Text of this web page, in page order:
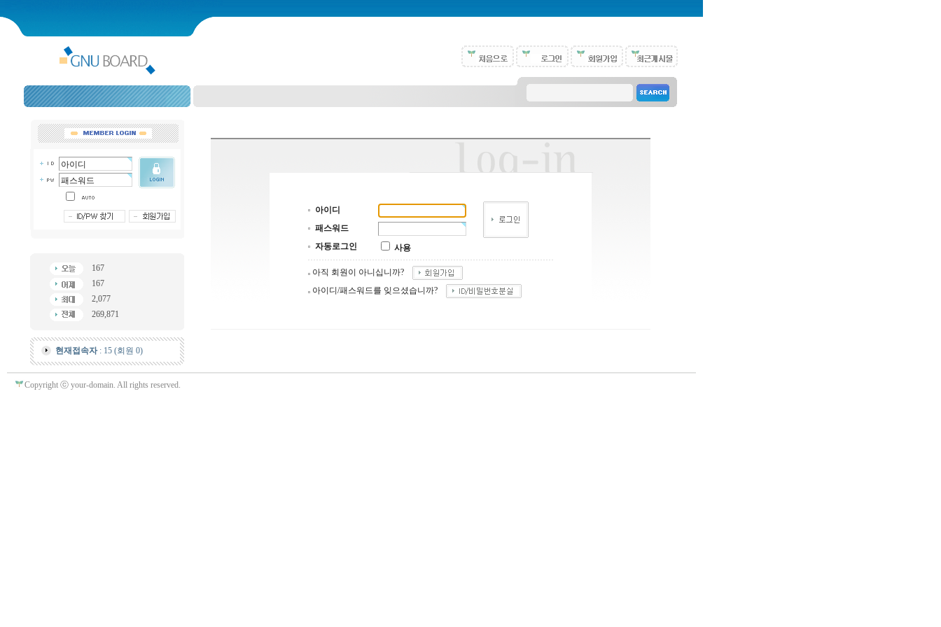
167
167
2,077
269,871
현재접속자: 15 (회원 0)
아이디
패스워드
자동로그인
사용
아직 회원이 아니십니까?
아이디/패스워드를 잊으셨습니까?
Copyright ⓒ your-domain. All rights reserved.